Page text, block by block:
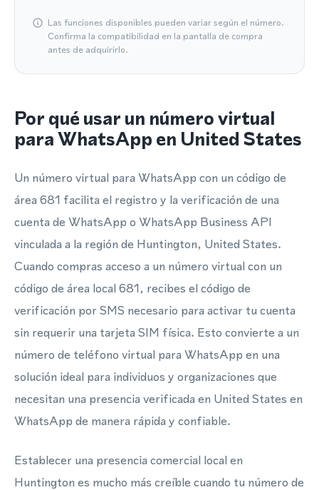
Las funciones disponibles pueden variar según el número.
Confirma la compatibilidad en la pantalla de compra
antes de adquirirlo.
Por qué usar un número virtual
para WhatsApp en United States
Un número virtual para WhatsApp con un código de
área 681 facilita el registro y la verificación de una
cuenta de WhatsApp o WhatsApp Business API
vinculada a la región de Huntington, United States.
Cuando compras acceso a un número virtual con un
código de área local 681, recibes el código de
verificación por SMS necesario para activar tu cuenta
sin requerir una tarjeta SIM física. Esto convierte a un
número de teléfono virtual para WhatsApp en una
solución ideal para individuos y organizaciones que
necesitan una presencia verificada en United States en
WhatsApp de manera rápida y confiable.
Establecer una presencia comercial local en
Huntington es mucho más creíble cuando tu número de